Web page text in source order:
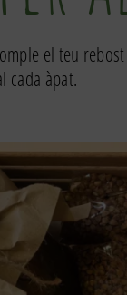
el teu
cada àpat.